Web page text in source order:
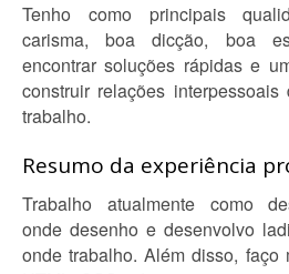
Tenho como principais
carisma, boa dicção, boa
encontrar soluções rápidas e
construir relações
trabalho.
Resumo da experiência
Trabalho atualmente como
onde desenho e desenvolvo
onde trabalho. Além disso, faço